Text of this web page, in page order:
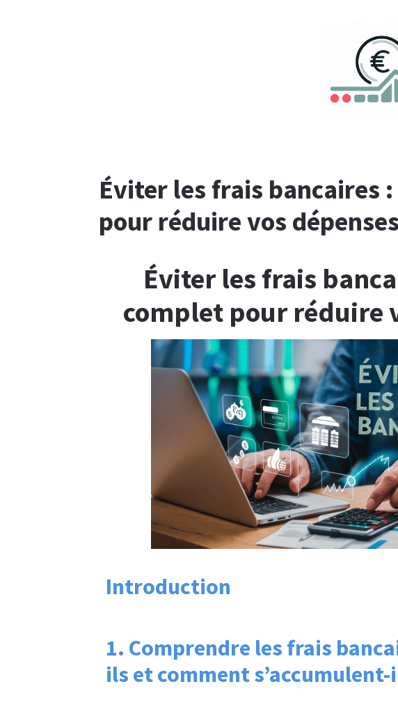
Éviter les frais bancaires
pour réduire vos dépenses
Éviter les frais
complet pour réduire
Introduction
1. Comprendre les frais
ils et comment s’accumulent-